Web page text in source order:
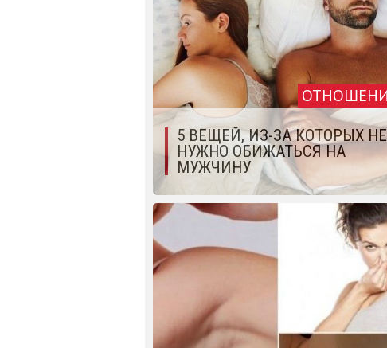
5 ВЕЩЕЙ, ИЗ-ЗА КОТОРЫХ НЕ
НУЖНО ОБИЖАТЬСЯ НА
МУЖЧИНУ